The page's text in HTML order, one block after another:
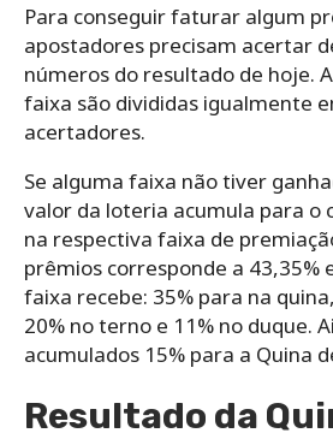
Para conseguir faturar algum
apostadores precisam acertar
números do resultado de hoje.
faixa são divididas igualmente
acertadores.
Se alguma faixa não tiver
valor da loteria acumula para o
na respectiva faixa de
prêmios corresponde a 43,35%
faixa recebe: 35% para na
20% no terno e 11% no duque.
acumulados 15% para a Quina
Resultado da